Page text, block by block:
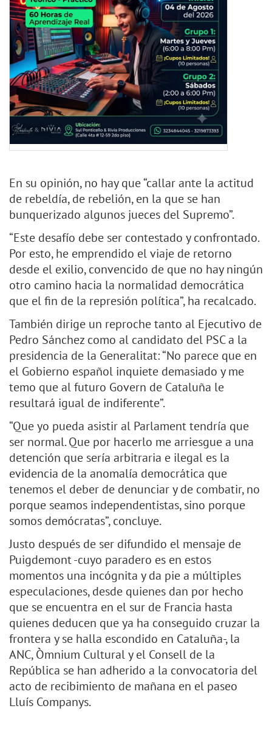
En su opinión, no hay que “callar ante la actitud
de rebeldía, de rebelión, en la que se han
bunquerizado algunos jueces del Supremo”.
“Este desafío debe ser contestado y confrontado.
Por esto, he emprendido el viaje de retorno
desde el exilio, convencido de que no hay ningún
otro camino hacia la normalidad democrática
que el fin de la represión política”, ha recalcado.
También dirige un reproche tanto al Ejecutivo de
Pedro Sánchez como al candidato del PSC a la
presidencia de la Generalitat: “No parece que en
el Gobierno español inquiete demasiado y me
temo que al futuro Govern de Cataluña le
resultará igual de indiferente”.
“Que yo pueda asistir al Parlament tendría que
ser normal. Que por hacerlo me arriesgue a una
detención que sería arbitraria e ilegal es la
evidencia de la anomalía democrática que
tenemos el deber de denunciar y de combatir, no
porque seamos independentistas, sino porque
somos demócratas”, concluye.
Justo después de ser difundido el mensaje de
Puigdemont -cuyo paradero es en estos
momentos una incógnita y da pie a múltiples
especulaciones, desde quienes dan por hecho
que se encuentra en el sur de Francia hasta
quienes deducen que ya ha conseguido cruzar la
frontera y se halla escondido en Cataluña-, la
ANC, Òmnium Cultural y el Consell de la
República se han adherido a la convocatoria del
acto de recibimiento de mañana en el paseo
Lluís Companys.